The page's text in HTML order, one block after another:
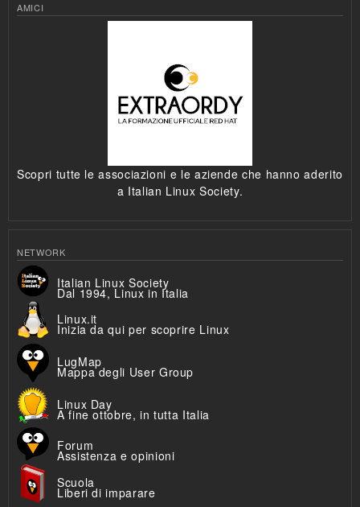
AMICI
Scopri tutte le associazioni e le aziende che hanno aderito
a Italian Linux Society.
NETWORK
Italian Linux Society
Dal 1994, Linux in Italia
Linux.it
Inizia da qui per scoprire Linux
LugMap
Mappa degli User Group
Linux Day
A fine ottobre, in tutta Italia
Forum
Assistenza e opinioni
Scuola
Liberi di imparare